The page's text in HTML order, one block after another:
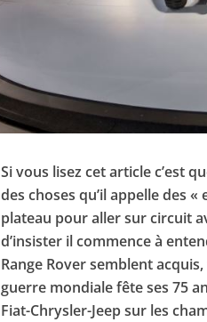
Si vous lisez cet article c’est
des choses qu’il appelle des
plateau pour aller sur circuit
d’insister il commence à
Range Rover semblent
guerre mondiale fête ses 75
Fiat-Chrysler-Jeep sur les